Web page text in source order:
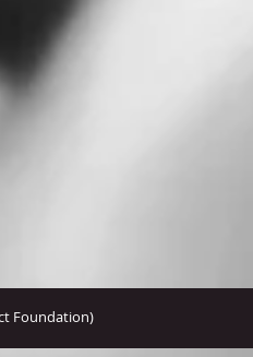
Foundation)